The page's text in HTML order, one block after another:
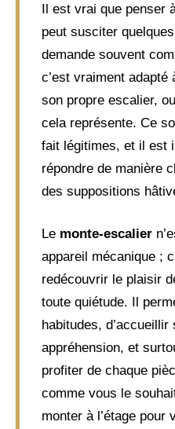
Il est vrai que penser
peut susciter
demande souvent
c’est vraiment adapté
son propre escalier,
cela représente. Ce
fait légitimes, et il est
répondre de manière
des suppositions
Le monte-escalier
appareil mécanique ;
redécouvrir le plaisir
toute quiétude. Il
habitudes,
appréhension, et
profiter de chaque
comme vous le
monter à l’étage pour